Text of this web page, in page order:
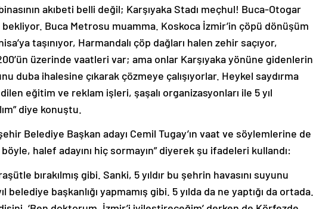
akıbeti belli değil; Karşıyaka Stadı meçhul! Buca-Otogar
Buca Metrosu muamma. Koskoca İzmir’in çöpü dönüşüm
taşınıyor, Harmandalı çöp dağları halen zehir saçıyor,
üzerinde vaatleri var; ama onlar Karşıyaka yönüne gidenlerin
duba ihalesine çıkarak çözmeye çalışıyorlar. Heykel saydırma
eğitim ve reklam işleri, şaşalı organizasyonları ile 5 yıl
diye konuştu.
Belediye Başkan adayı Cemil Tugay’ın vaat ve söylemlerine de
halef adayını hiç sormayın” diyerek şu ifadeleri kullandı:
bırakılmış gibi. Sanki, 5 yıldır bu şehrin havasını suyunu
belediye başkanlığı yapmamış gibi. 5 yılda da ne yaptığı da ortada.